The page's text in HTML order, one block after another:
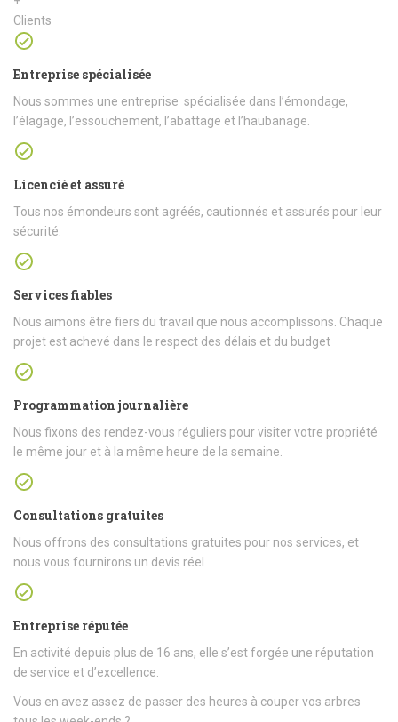
Clients
Entreprise spécialisée
Nous sommes une entreprise spécialisée dans l’émondage,
l’élagage, l’essouchement, l’abattage et l’haubanage.
Licencié et assuré
Tous nos émondeurs sont agréés, cautionnés et assurés pour leur
sécurité.
Services fiables
Nous aimons être fiers du travail que nous accomplissons. Chaque
projet est achevé dans le respect des délais et du budget
Programmation journalière
Nous fixons des rendez-vous réguliers pour visiter votre propriété
le même jour et à la même heure de la semaine.
Consultations gratuites
Nous offrons des consultations gratuites pour nos services, et
nous vous fournirons un devis réel
Entreprise réputée
En activité depuis plus de 16 ans, elle s’est forgée une réputation
de service et d’excellence.
Vous en avez assez de passer des heures à couper vos arbres